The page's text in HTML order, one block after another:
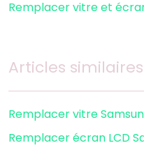
Remplacer vitre et
Articles similaires
Remplacer vitre
Remplacer écran LCD